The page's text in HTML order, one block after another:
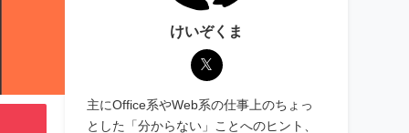
けいぞくま
主にOffice系やWeb系の仕事上のちょっ
とした「分からない」ことへのヒント、